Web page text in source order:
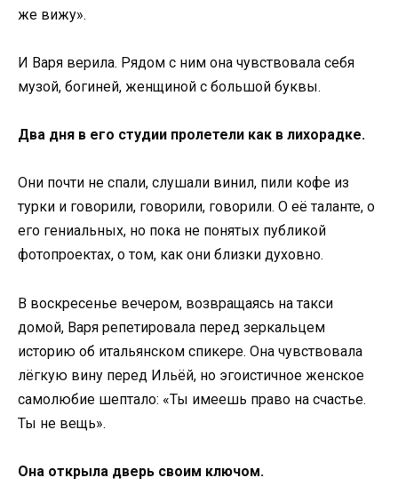
же вижу».
И Варя верила. Рядом с ним она чувствовала себя
музой, богиней, женщиной с большой буквы.
Два дня в его студии пролетели как в лихорадке.
Они почти не спали, слушали винил, пили кофе из
турки и говорили, говорили, говорили. О её таланте, о
его гениальных, но пока не понятых публикой
фотопроектах, о том, как они близки духовно.
В воскресенье вечером, возвращаясь на такси
домой, Варя репетировала перед зеркальцем
историю об итальянском спикере. Она чувствовала
лёгкую вину перед Ильёй, но эгоистичное женское
самолюбие шептало: «Ты имеешь право на счастье.
Ты не вещь».
Она открыла дверь своим ключом.